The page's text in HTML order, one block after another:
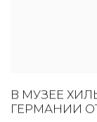
В МУЗЕЕ
ГЕРМАНИИ